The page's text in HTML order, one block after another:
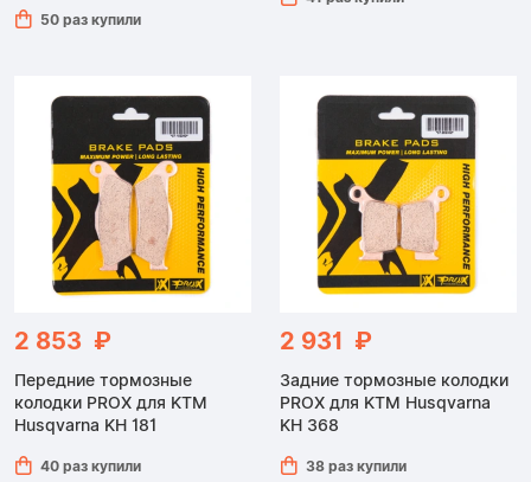
50 раз купили
2 853 ₽
Передние тормозные
колодки PROX для KTM
Husqvarna KH 181
40 раз купили
2 931 ₽
Задние тормозные колодки
PROX для KTM Husqvarna
KH 368
38 раз купили